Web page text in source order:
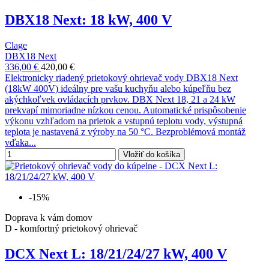
DBX18 Next: 18 kW, 400 V
Clage
DBX18 Next
336,00 € 420,00 €
Elektronicky riadený prietokový ohrievač vody DBX18 Next
(18kW 400V) ideálny pre vašu kuchyňu alebo kúpeľňu bez
akýchkoľvek ovládacích prvkov. DBX Next 18, 21 a 24 kW
prekvapí mimoriadne nízkou cenou. Automatické prispôsobenie
výkonu vzhľadom na prietok a vstupnú teplotu vody, výstupná
teplota je nastavená z výroby na 50 °C. Bezproblémová montáž
vďaka...
Vložiť do košíka
-15%
Doprava k vám domov
D - komfortný prietokový ohrievač
DCX Next L: 18/21/24/27 kW, 400 V